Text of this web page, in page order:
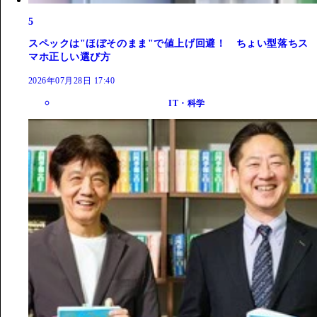
5
スペックは"ほぼそのまま"で値上げ回避！ ちょい型落ちス
マホ正しい選び方
2026年07月28日 17:40
IT・科学